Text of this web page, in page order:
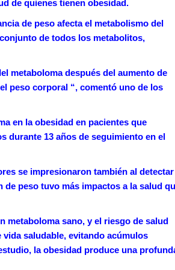
de quienes tienen obesidad.
de peso afecta el metabolismo del
de todos los metabolitos,
metaboloma después del aumento de
peso corporal “, comentó uno de los
en la obesidad en pacientes que
durante 13 años de seguimiento en el
se impresionaron también al detectar
peso tuvo más impactos a la salud
metaboloma sano, y el riesgo de salud
saludable, evitando acúmulos
la obesidad produce una